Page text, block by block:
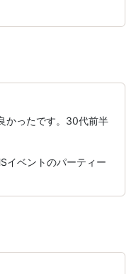
かったです。30代前半
ベントのパーティー